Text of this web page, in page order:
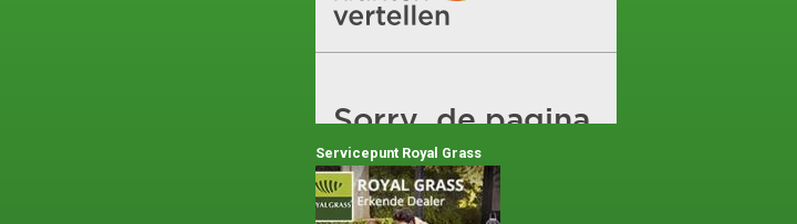
Servicepunt Royal Grass